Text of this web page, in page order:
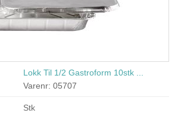
Lokk Til 1/2 Gastroform 10stk ...
Varenr: 05707
Stk